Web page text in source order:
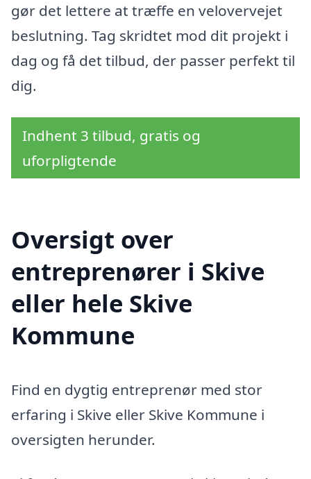
gør det lettere at træffe en velovervejet
beslutning. Tag skridtet mod dit projekt i
dag og få det tilbud, der passer perfekt til
dig.
Indhent 3 tilbud, gratis og
uforpligtende
Oversigt over
entreprenører i Skive
eller hele Skive
Kommune
Find en dygtig entreprenør med stor
erfaring i Skive eller Skive Kommune i
oversigten herunder.